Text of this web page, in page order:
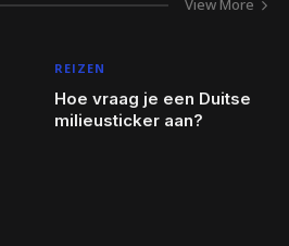
REIZEN
Hoe vraag je een Duitse
milieusticker aan?